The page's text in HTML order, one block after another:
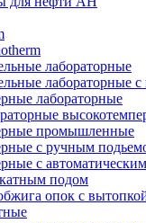
лабораторные
лабораторные с
лабораторные
промышленные
с ручным
с
подом
опок с